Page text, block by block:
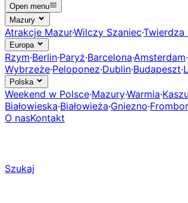
Open menu
Mazury
Atrakcje Mazur·Wilczy Szaniec·Twierdza
Europa
Rzym·Berlin·Paryż·Barcelona·Amsterdam·
Wybrzeże·Peloponez·Dublin·Budapeszt·
Polska
Weekend w Polsce·Mazury·Warmia·
Białowieska·Białowieża·Gniezno·
O nasKontakt
Szukaj